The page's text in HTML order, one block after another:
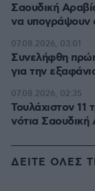
Σαουδική
να υπογράψουν
Συνελήφθη
για την
07.08.2026, 03:01
Τουλάχιστον 11
νότια Σαουδική
07.08.2026, 02:35
ΔΕΙΤΕ ΟΛΕΣ